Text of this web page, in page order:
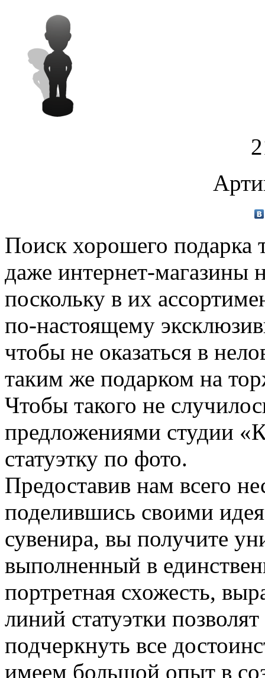
Поиск хорошего подарка
даже интернет-магазины
поскольку в их
по-настоящему
чтобы не оказаться в
таким же подарком на
Чтобы такого не
предложениями студии
статуэтку по фото.
Предоставив нам всего
поделившись своими
сувенира, вы получите
выполненный в
портретная схожесть,
линий статуэтки
подчеркнуть все
имеем большой опыт в